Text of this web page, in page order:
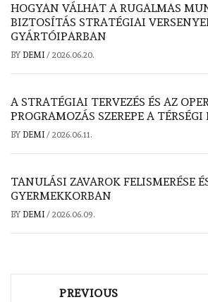
HOGYAN VÁLHAT A RUGALMAS
BIZTOSÍTÁS STRATÉGIAI
GYÁRTÓIPARBAN
BY DEMI / 2026.06.20.
A STRATÉGIAI TERVEZÉS ÉS AZ
PROGRAMOZÁS SZEREPE A TÉRSÉGI
BY DEMI / 2026.06.11.
TANULÁSI ZAVAROK FELISMERÉSE
GYERMEKKORBAN
BY DEMI / 2026.06.09.
PREVIOUS